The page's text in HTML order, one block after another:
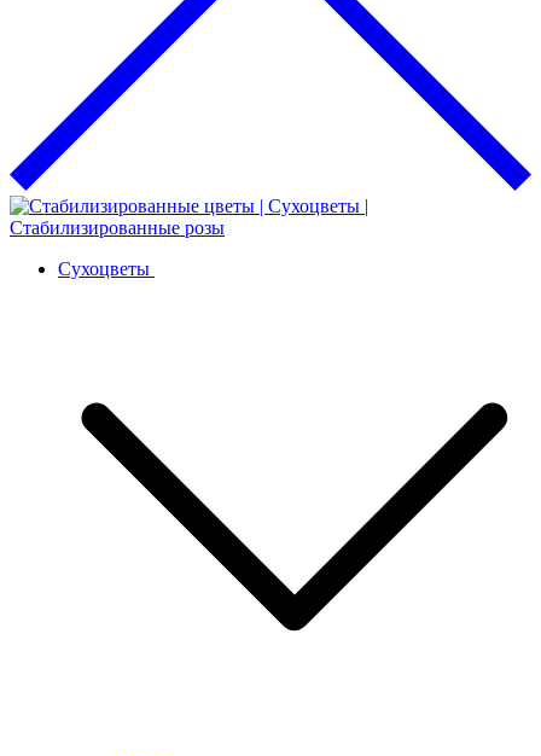
Сухоцветы